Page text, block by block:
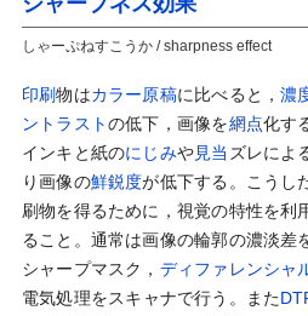
しゃーぷねすこうか / sharpness effect
印刷物はカラー原稿に比べると，濃
ントラストの低下，画像を網点化す
インキと紙のにじみや見当 ズレによ
り画像の鮮鋭度が低下する。こうし
刷物を得るために，視覚の特性を利
ること。通常は画像の輪郭の濃淡差
シャープマスク， ディファレンシャ
電気処理をスキャナで行う。また